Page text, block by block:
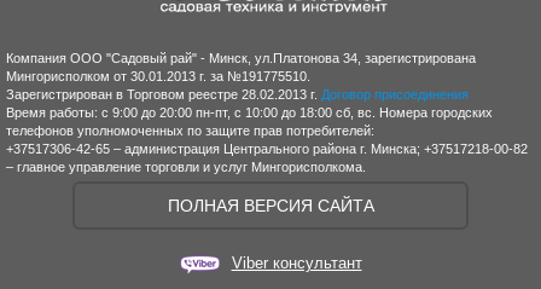
Компания ООО "Садовый рай" - Минск, ул.Платонова 34, зарегистрирована
Мингорисполком от 30.01.2013 г. за №191775510.
Зарегистрирован в Торговом реестре 28.02.2013 г. Договор присоединения
Время работы: с 9:00 до 20:00 пн-пт, с 10:00 до 18:00 сб, вс. Номера городских
телефонов уполномоченных по защите прав потребителей:
+37517306-42-65 – администрация Центрального района г. Минска; +37517218-00-82
– главное управление торговли и услуг Мингорисполкома.
ПОЛНАЯ ВЕРСИЯ САЙТА
Viber консультант